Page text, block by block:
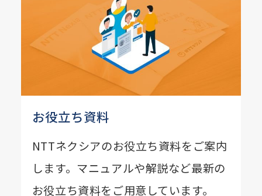
お役立ち資料
NTTネクシアのお役立ち資料をご案内
します。マニュアルや解説など最新の
お役立ち資料をご用意しています。